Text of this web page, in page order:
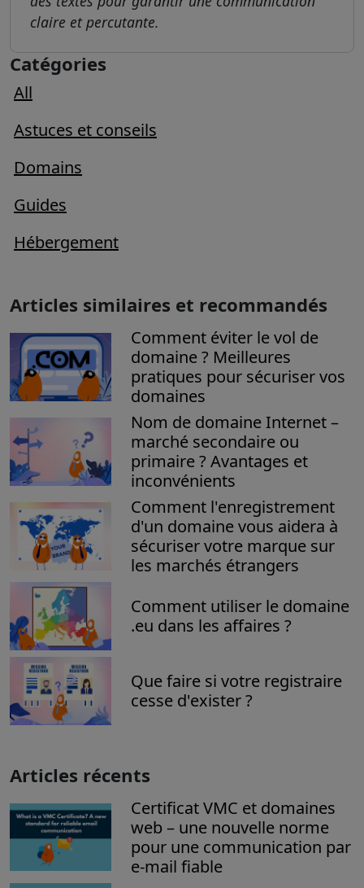
claire et percutante.
Catégories
All
Astuces et conseils
Domains
Guides
Hébergement
Articles similaires et recommandés
Comment éviter le vol de
domaine ? Meilleures
pratiques pour sécuriser vos
domaines
Nom de domaine Internet –
marché secondaire ou
primaire ? Avantages et
inconvénients
Comment l'enregistrement
d'un domaine vous aidera à
sécuriser votre marque sur
les marchés étrangers
Comment utiliser le domaine
.eu dans les affaires ?
Que faire si votre registraire
cesse d'exister ?
Articles récents
Certificat VMC et domaines
web – une nouvelle norme
pour une communication par
e-mail fiable